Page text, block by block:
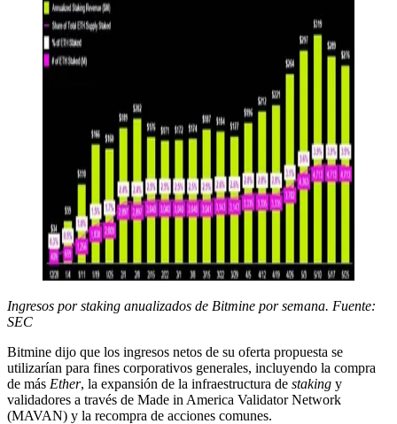
Ingresos porstaking anualizados de Bitmine por semana. Fuente:
SEC
Bitmine dijo que los ingresos netos de su oferta propuesta se
utilizarían para fines corporativos generales, incluyendo la compra
de más Ether, la expansión de la infraestructura de staking y
validadores a través de Made in America Validator Network
(MAVAN) y la recompra de acciones comunes.